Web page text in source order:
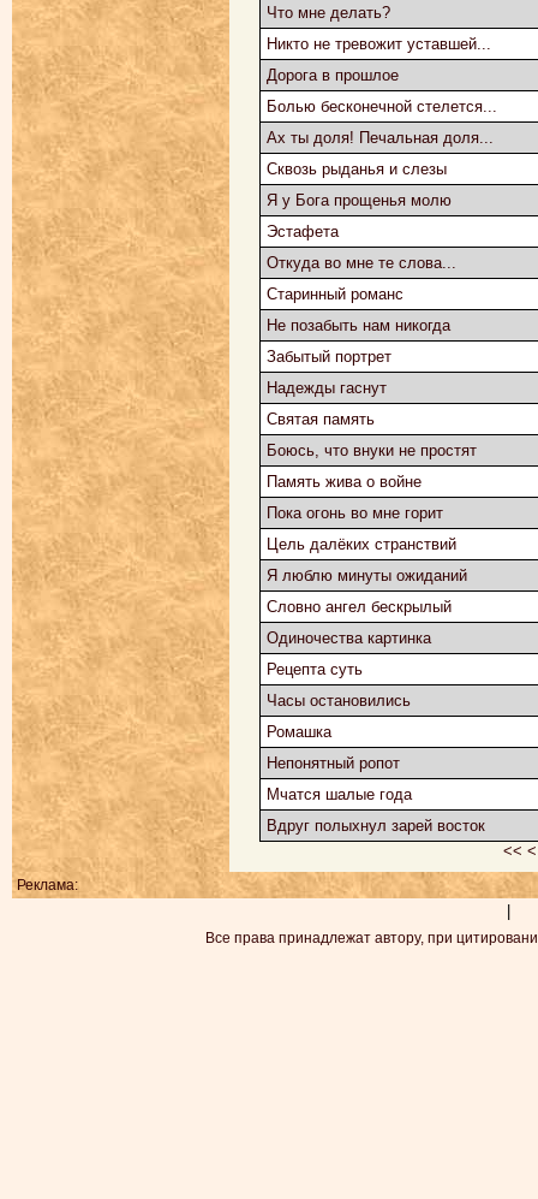
Что мне делать?
Никто не тревожит уставшей...
Дорога в прошлое
Болью бесконечной стелется...
Ах ты доля! Печальная доля...
Сквозь рыданья и слезы
Я у Бога прощенья молю
Эстафета
Откуда во мне те слова...
Старинный романс
Не позабыть нам никогда
Забытый портрет
Надежды гаснут
Святая память
Боюсь, что внуки не простят
Память жива о войне
Пока огонь во мне горит
Цель далёких странствий
Я люблю минуты ожиданий
Словно ангел бескрылый
Одиночества картинка
Рецепта суть
Часы остановились
Ромашка
Непонятный ропот
Мчатся шалые года
Вдруг полыхнул зарей восток
<< <
Реклама:
Все права принадлежат автору, при